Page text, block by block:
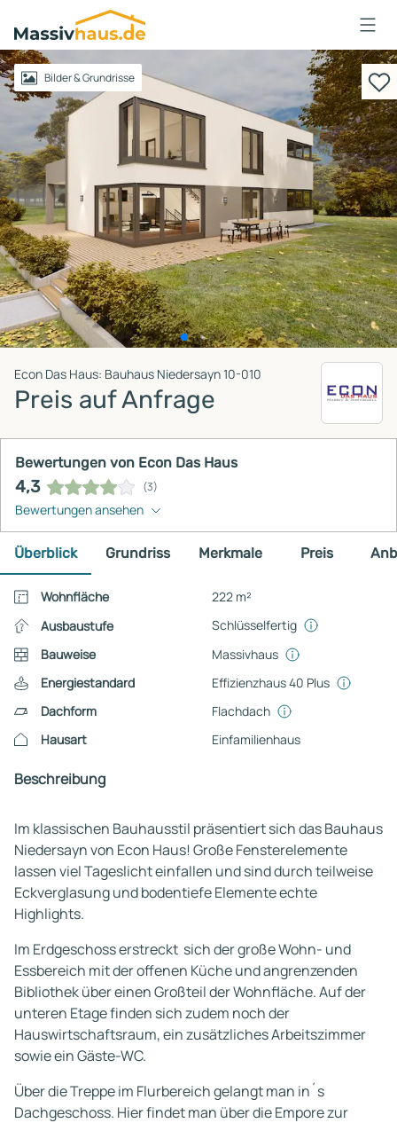
Massivhaus
Logo
AnmeldenBilder & Grundrisse
Econ Das Haus: Bauhaus Niedersayn 10-010
Preis auf Anfrage
Bewertungen von Econ Das Haus
4,3 (3)
Bewertungen ansehen
Überblick Grundriss Merkmale Preis
Wohnfläche
222 m²
Ausbaustufe
Schlüsselfertig
Bauweise
Massivhaus
Energiestandard
Effizienzhaus 40 Plus
Dachform
Flachdach
Hausart
Einfamilienhaus
Beschreibung
Im klassischen Bauhausstil präsentiert sich das Bauhaus
Niedersayn von Econ Haus! Große Fensterelemente
lassen viel Tageslicht einfallen und sind durch teilweise
Eckverglasung und bodentiefe Elemente echte
Highlights.
Im Erdgeschoss erstreckt sich der große Wohn- und
Essbereich mit der offenen Küche und angrenzenden
Bibliothek über einen Großteil der Wohnfläche. Auf der
unteren Etage finden sich zudem noch der
Hauswirtschaftsraum, ein zusätzliches Arbeitszimmer
sowie ein Gäste-WC.
Über die Treppe im Flurbereich gelangt man in´s
Dachgeschoss. Hier findet man über die Empore zur